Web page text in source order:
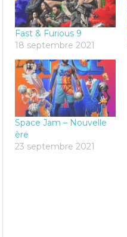
Fast & Furious 9
18 septembre 2021
Space Jam – Nouvelle
ère
23 septembre 2021